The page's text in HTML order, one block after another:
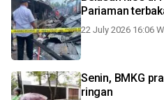
Pariaman
22 July 2026 16:06
Senin, BMKG
ringan